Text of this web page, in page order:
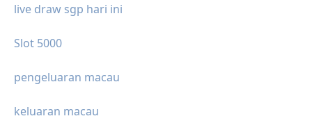
live draw sgp hari ini
Slot 5000
pengeluaran macau
keluaran macau